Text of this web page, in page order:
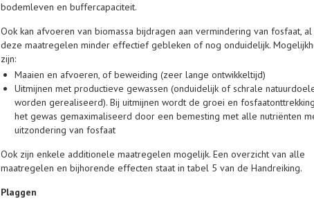
bodemleven en buffercapaciteit.
Ook kan afvoeren van biomassa bijdragen aan vermindering van fosfaat, al
deze maatregelen minder effectief gebleken of nog onduidelijk.
zijn:
Maaien en afvoeren, of beweiding (zeer lange ontwikkeltijd)
Uitmijnen met productieve gewassen (onduidelijk of schrale
worden gerealiseerd). Bij uitmijnen wordt de groei en
het gewas gemaximaliseerd door een bemesting met alle nutriënten
uitzondering van fosfaat
Ook zijn enkele additionele maatregelen mogelijk. Een overzicht van alle
maatregelen en bijhorende effecten staat in tabel 5 van de Handreiking.
Plaggen